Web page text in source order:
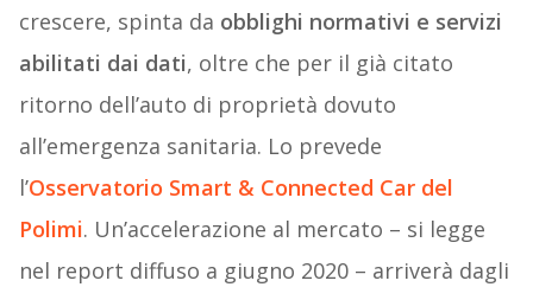
crescere, spinta da obblighi normativi e servizi
abilitati dai dati, oltre che per il già citato
ritorno dell’auto di proprietà dovuto
all’emergenza sanitaria. Lo prevede
l’Osservatorio Smart & Connected Car del
Polimi. Un’accelerazione al mercato – si legge
nel report diffuso a giugno 2020 – arriverà dagli